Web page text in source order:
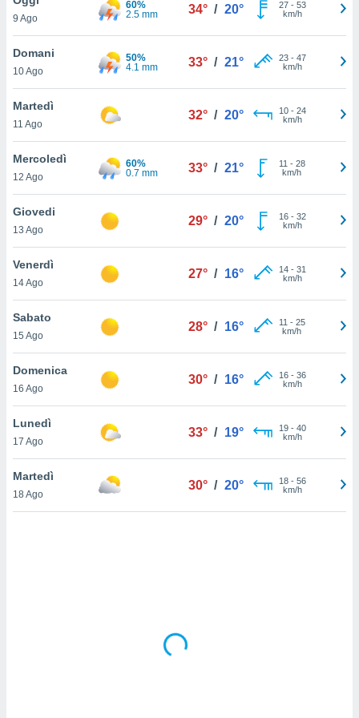
è
al sito
di
ci
di
il
un
la
nella
cookie
in
9 Ago
60%
2.5 mm
34° / 20° 27- 53
km/h
Domani
10 Ago
50%
4.1 mm
33° / 21° 23- 47
km/h
Martedì
11 Ago
32° / 20° 10- 24
km/h
Mercoledì
12 Ago
60%
0.7 mm
33° / 21° 11 - 28
km/h
Giovedi
13 Ago
29° / 20° 16- 32
km/h
Venerdì
14 Ago
27° / 16° 14- 31
km/h
Sabato
15 Ago
28° / 16° 11 - 25
km/h
Domenica
16 Ago
30° / 16° 16- 36
km/h
Lunedì
17 Ago
33° / 19° 19- 40
km/h
Martedì
18 Ago
30° / 20° 18- 56
km/h